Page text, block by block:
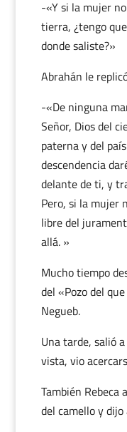
-«Y si la mujer
tierra, ¿tengo
donde saliste?»
Abrahán le
-«De ninguna
Señor, Dios del
paterna y del
descendencia
delante de ti, y
Pero, si la mujer
libre del
allá. »
Mucho tiempo
del «Pozo del
Negueb.
Una tarde, salió
vista, vio
También Rebeca
del camello y dijo